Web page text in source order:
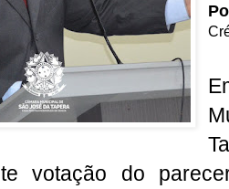
votação do